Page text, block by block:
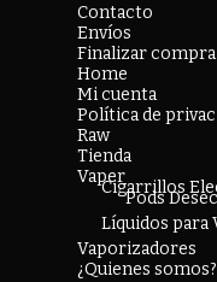
Contacto
Envíos
Finalizar compra
Home
Mi cuenta
Política de
Raw
Tienda
Vaper
Cigarrillos
Pods
Líquidos para
Vaporizadores
¿Quienes somos?